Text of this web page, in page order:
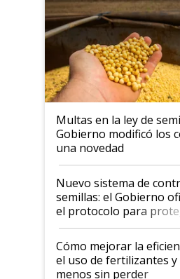
Multas en la ley de
Gobierno modificó los
una novedad
Nuevo sistema de
semillas: el Gobierno
el protocolo para
propiedad intelectual
Cómo mejorar la
el uso de fertilizantes
menos sin perder